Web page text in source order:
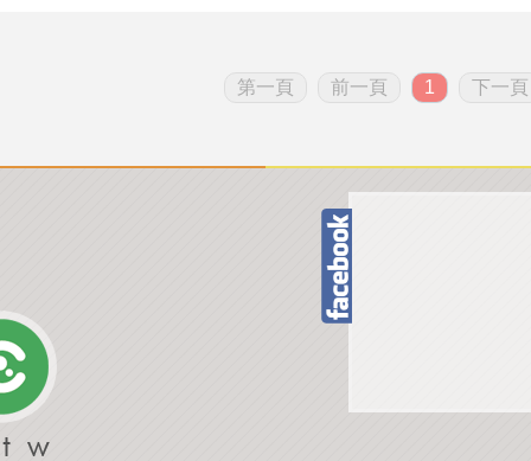
第一頁 前一頁 1 下一頁